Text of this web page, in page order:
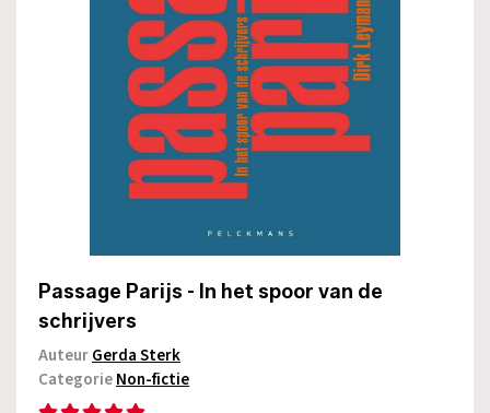
Passage Parijs - In het spoor van de
schrijvers
AuteurGerda Sterk
CategorieNon-fictie